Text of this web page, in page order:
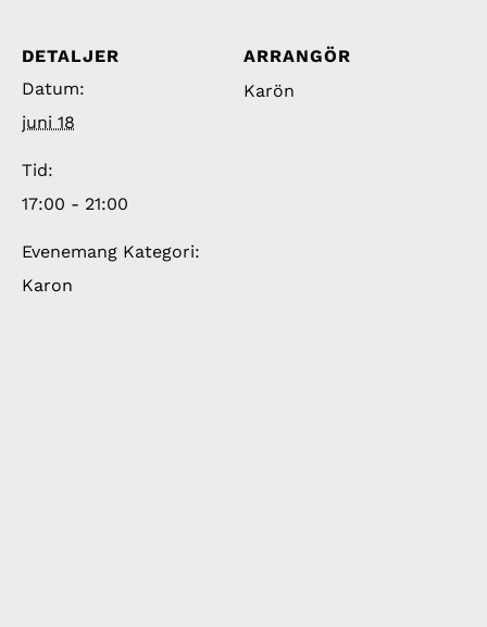
DETALJER
Datum:
juni 18
Tid:
17:00 - 21:00
Evenemang Kategori:
Karon
ARRANGÖR
Karön